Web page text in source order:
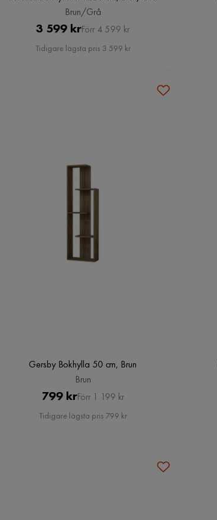
Brun/Grå
Pris
3 599 krOriginal
Pris
Förr 4 599 kr
Tidigare lägsta pris 3 599 kr
Gersby Bokhylla 50 cm, Brun
Brun
Pris
799 kr Original
Pris
Förr 1 199 kr
Tidigare lägsta pris 799 kr